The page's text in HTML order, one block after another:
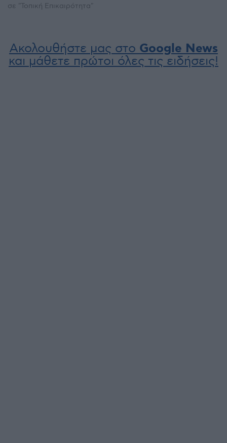
σε "Τοπική Επικαιρότητα"
Ακολουθήστε μας στο Google News
και μάθετε πρώτοι όλες τις ειδήσεις!